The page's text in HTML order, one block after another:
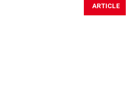
ARTICLE